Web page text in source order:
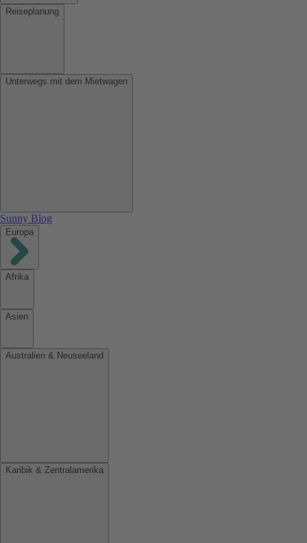
Reiseplanung
Unterwegs mit dem Mietwagen
Sunny Blog
Europa
Afrika
Asien
Australien & Neuseeland
Karibik & Zentralamerika